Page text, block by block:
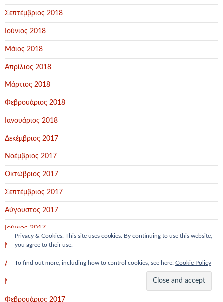
Σεπτέμβριος 2018
Ιούνιος 2018
Μάιος 2018
Απρίλιος 2018
Μάρτιος 2018
Φεβρουάριος 2018
Ιανουάριος 2018
Δεκέμβριος 2017
Νοέμβριος 2017
Οκτώβριος 2017
Σεπτέμβριος 2017
Αύγουστος 2017
Ιούνιος 2017
Μάιος 2017
Απρίλιος 2017
Μάρτιος 2017
Φεβρουάριος 2017
Privacy & Cookies: This site uses cookies. By continuing to use this website,
you agree to their use.
To find out more, including how to control cookies, see here: Cookie Policy